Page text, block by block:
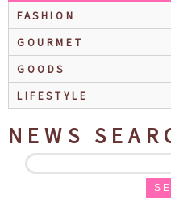
FASHION
GOURMET
GOODS
LIFESTYLE
NEWS